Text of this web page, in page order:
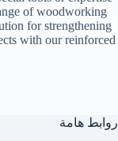
of woodworking
for strengthening
with our reinforced
روابط هامة